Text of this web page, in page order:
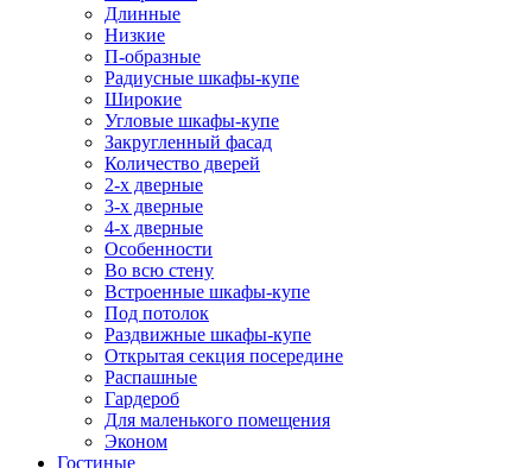
Длинные
Низкие
П-образные
Радиусные шкафы-купе
Широкие
Угловые шкафы-купе
Закругленный фасад
Количество дверей
2-х дверные
3-х дверные
4-х дверные
Особенности
Во всю стену
Встроенные шкафы-купе
Под потолок
Раздвижные шкафы-купе
Открытая секция посередине
Распашные
Гардероб
Для маленького помещения
Эконом
Гостиные